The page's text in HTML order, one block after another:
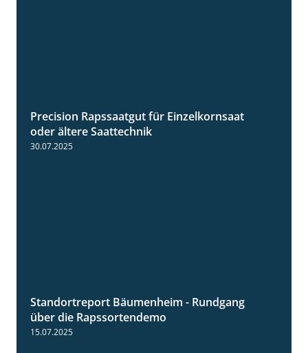
2:05
Precision Rapssaatgut für Einzelkornsaat
oder ältere Saattechnik
30.07.2025
6:03
Standortreport Bäumenheim - Rundgang
über die Rapssortendemo
15.07.2025